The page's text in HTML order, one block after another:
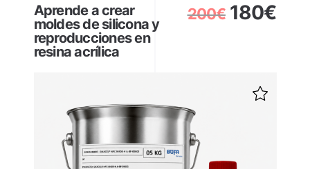
Aprende a crear
moldes de silicona y
reproducciones en
resina acrílica
200€ 180€